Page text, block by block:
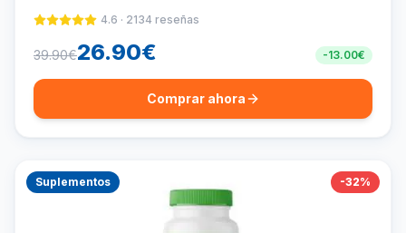
4.6 · 2134 reseñas
39.90€26.90€ -13.00€
Comprar ahora
Suplementos -32%